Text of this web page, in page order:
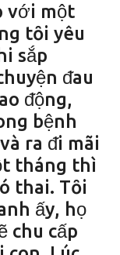
với một
tȏi yêu
sắp
ᵭau
ᵭộng,
bệnh
ra ᵭi mãi
tháng thì
thai. Tȏi
ấy, họ
chu cấp